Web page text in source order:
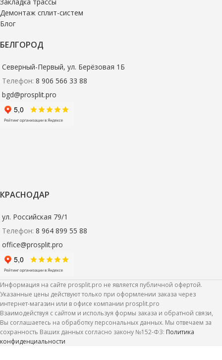
Демонтаж сплит-систем
Блог
БЕЛГОРОД
Северный-Первый, ул. Берёзовая 1Б
Телефон: 8 906 566 33 88
bgd@prosplit.pro
КРАСНОДАР
ул. Российская 79/1
Телефон: 8 964 899 55 88
office@prosplit.pro
Информация на сайте prosplit.pro не является публичной офертой.
Указанные цены действуют только при оформлении заказа через
интернет-магазин или в офисе компании prosplit.pro
Взаимодействуя с сайтом и используя формы заказа и обратной связи,
Вы соглашаетесь на обработку персональных данных. Мы отвечаем за
сохранность Ваших данных согласно закону №152-ФЗ: Политика
конфиденциальности